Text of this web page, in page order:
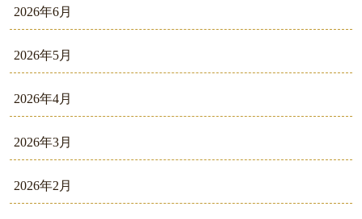
2026年6月
2026年5月
2026年4月
2026年3月
2026年2月